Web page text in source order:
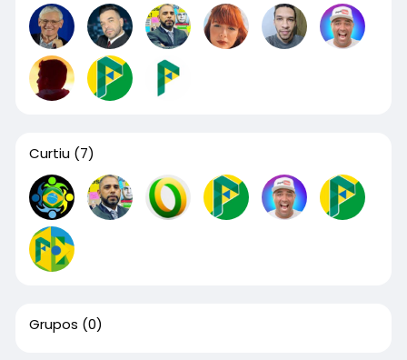
Curtiu (7)
Grupos (0)